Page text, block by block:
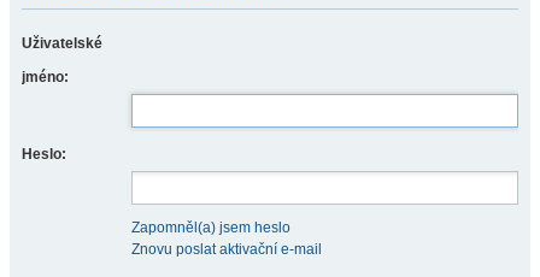
Uživatelské
jméno:
Heslo:
Zapomněl(a) jsem heslo
Znovu poslat aktivační e-mail